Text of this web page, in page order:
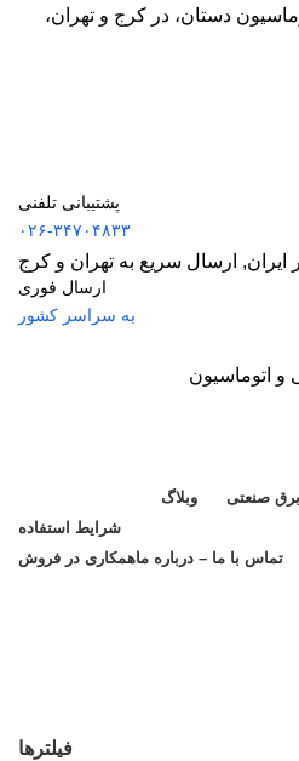
پشتیبانی تلفنی
۰۲۶-۳۴۷۰۴۸۳۳
ارسال فوری
به سراسر کشور
برق صنعتی
وبلاگ
شرایط استفاده
تماس با ما – درباره ماهمکاری در فروش
فیلترها